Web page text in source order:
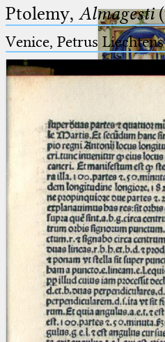
Arabus et
(the underscore) is the
for exactly one character.
(the percent sign) is the
placeholder for no, one or
than one character.
(two percent signs) is the
placeholder for no, one or
than one character, but not for
blank space (so that a search
at word boundaries).
Ptolemy, Almagesti
Venice, Petrus